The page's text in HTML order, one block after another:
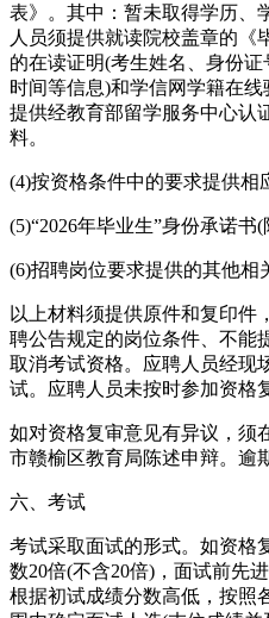
表》。其中：暂未取得学历、
人员须提供就读院校盖章的《
的在读证明(考生姓名、身份
时间等信息)和学信网学籍在
提供经教育部留学服务中心认
料。
(4)按资格条件中的要求提供相
(5)“2026年毕业生”身份承诺书(
(6)招聘岗位要求提供的其他相
以上材料须提供原件和复印件
聘公告规定的岗位条件、不能
取消考试资格。应聘人员经现
试。应聘人员未按时参加资格
如对资格复审意见有异议，须
市赣榆区教育局陈述申辩。逾
六、考试
考试采取面试的形式。如资格
数20倍(不含20倍)，面试前先
根据初试成绩分数高低，按照